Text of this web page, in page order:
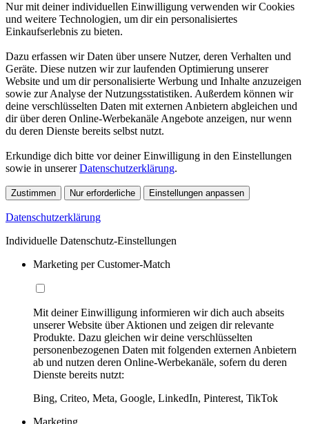
Nur mit deiner individuellen Einwilligung verwenden wir Cookies
und weitere Technologien, um dir ein personalisiertes
Einkaufserlebnis zu bieten.
Dazu erfassen wir Daten über unsere Nutzer, deren Verhalten und
Geräte. Diese nutzen wir zur laufenden Optimierung unserer
Website und um dir personalisierte Werbung und Inhalte anzuzeigen
sowie zur Analyse der Nutzungsstatistiken. Außerdem können wir
deine verschlüsselten Daten mit externen Anbietern abgleichen und
dir über deren Online-Werbekanäle Angebote anzeigen, nur wenn
du deren Dienste bereits selbst nutzt.
Erkundige dich bitte vor deiner Einwilligung in den Einstellungen
sowie in unsererDatenschutzerklärung.
Zustimmen Nur erforderliche Einstellungen anpassen
Datenschutzerklärung
Individuelle Datenschutz-Einstellungen
Marketing per Customer-Match
Mit deiner Einwilligung informieren wir dich auch abseits
unserer Website über Aktionen und zeigen dir relevante
Produkte. Dazu gleichen wir deine verschlüsselten
personenbezogenen Daten mit folgenden externen Anbietern
ab und nutzen deren Online-Werbekanäle, sofern du deren
Dienste bereits nutzt:
Bing, Criteo, Meta, Google, LinkedIn, Pinterest, TikTok